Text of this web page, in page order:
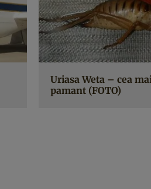
Uriasa Weta – cea
pamant (FOTO)